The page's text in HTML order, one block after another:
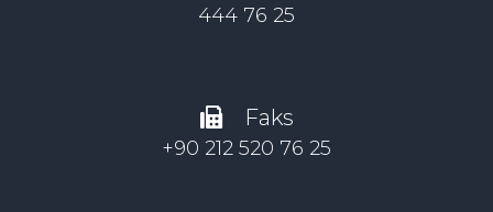
444 76 25
Faks
+90 212 520 76 25